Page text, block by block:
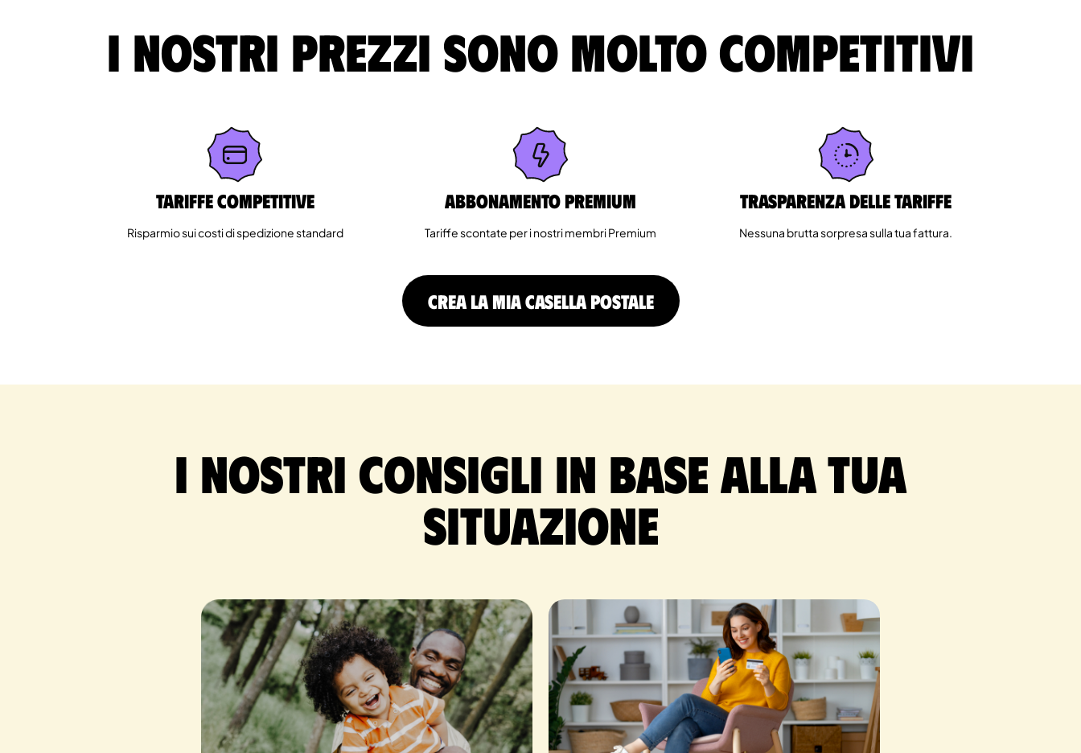
I nostri prezzi sono molto competitivi
Tariffe competitive
Risparmio sui costi di spedizione standard
Abbonamento Premium
Tariffe scontate per i nostri membri Premium
Trasparenza delle tariffe
Nessuna brutta sorpresa sulla tua fattura.
CREA LA MIA CASELLA POSTALE
I nostri consigli in base alla tua
situazione